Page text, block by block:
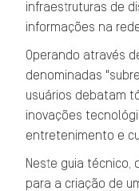
infraestruturas de
informações na
Operando através
denominadas
usuários debatam
inovações
entretenimento e
Neste guia técnico,
para a criação de